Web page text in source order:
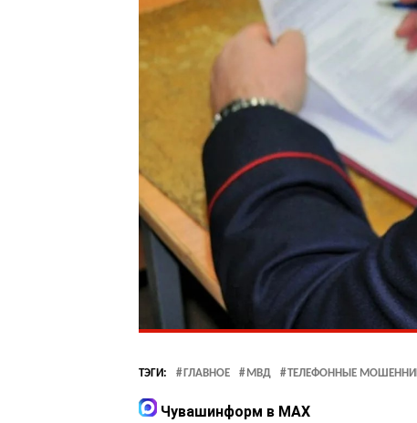
ТЭГИ: ГЛАВНОЕ МВД ТЕЛЕФОННЫЕ
Чувашинформ в MAX